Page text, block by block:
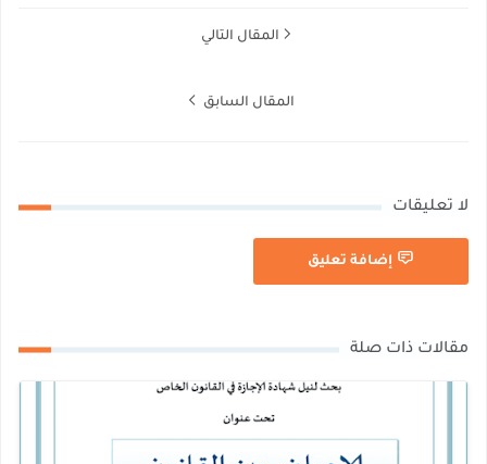
المقال التالي
المقال السابق
لا تعليقات
إضافة تعليق
مقالات ذات صلة